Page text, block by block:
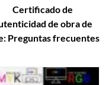
Certificado de
de obra de
Preguntas frecuentes